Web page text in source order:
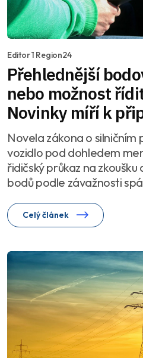
Editor 1 Region24
Přehlednější
nebo možnost
Novinky míří k
Novela zákona o silničním
vozidlo pod dohledem
řidičský průkaz na
bodů podle závažnosti
Celý článek